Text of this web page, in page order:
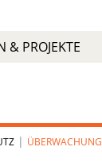
& PROJEKTE
| ÜBERWACHUNG